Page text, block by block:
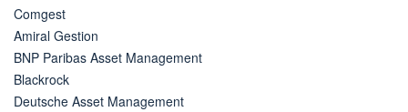
Comgest
Amiral Gestion
BNP Paribas Asset Management
Blackrock
Deutsche Asset Management